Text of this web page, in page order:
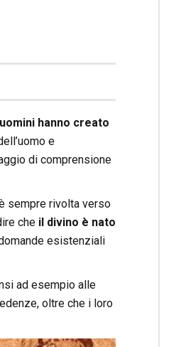
hanno creato
e
di comprensione
sempre rivolta verso
cheil divino è nato
esistenziali
ad esempio alle
oltre che i loro